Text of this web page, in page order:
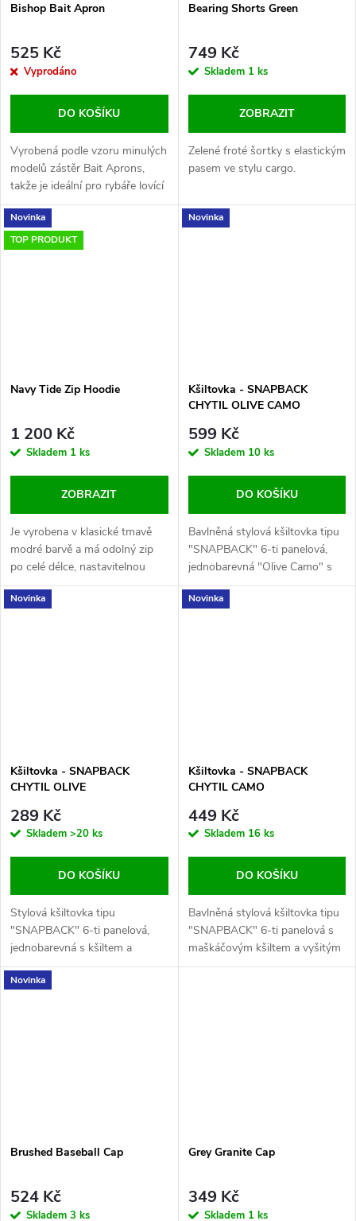
Bishop Bait Apron
525 Kč
Vyprodáno
DO KOŠÍKU
Vyrobená podle vzoru minulých
modelů zástěr Bait Aprons,
takže je ideální pro rybáře lovící
na plavanou, kteří se často
stěhují.
Bearing Shorts Green
749 Kč
Skladem 1 ks
ZOBRAZIT
Zelené froté šortky s elastickým
pasem ve stylu cargo.
Novinka
TOP PRODUKT
Navy Tide Zip Hoodie
1 200 Kč
Skladem 1 ks
ZOBRAZIT
Je vyrobena v klasické tmavě
modré barvě a má odolný zip
po celé délce, nastavitelnou
kapuci a volný střih, díky čemuž
se hodí pro každodenní nošení
Novinka
Kšiltovka - SNAPBACK
CHYTIL OLIVE CAMO
599 Kč
Skladem 10 ks
DO KOŠÍKU
Bavlněná stylová kšiltovka tipu
"SNAPBACK" 6-ti panelová,
jednobarevná "Olive Camo" s
kšiltem a vyšitým logem nesmí
chybět v naší nabídce
Novinka
Kšiltovka - SNAPBACK
CHYTIL OLIVE
289 Kč
Skladem >20 ks
DO KOŠÍKU
Stylová kšiltovka tipu
"SNAPBACK" 6-ti panelová,
jednobarevná s kšiltem a
vyšitým logem nesmí chybět v
naší nabídce.
Novinka
Kšiltovka - SNAPBACK
CHYTIL CAMO
449 Kč
Skladem 16 ks
DO KOŠÍKU
Bavlněná stylová kšiltovka tipu
"SNAPBACK" 6-ti panelová s
maškáčovým kšiltem a vyšitým
logem nesmí chybět v naší
Novinka
Brushed Baseball Cap
524 Kč
Skladem 3 ks
Grey Granite Cap
349 Kč
Skladem 1 ks